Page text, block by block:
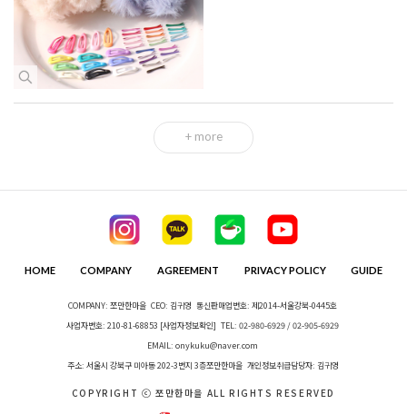
+ more
HOME COMPANY AGREEMENT PRIVACY POLICY GUIDE
COMPANY: 쪼만한마을 CEO: 김귀영 통신판매업번호: 제2014-서울강북-0445호
사업자번호: 210-81-68853 [사업자정보확인] TEL: 02-980-6929 / 02-905-6929
EMAIL: onykuku@naver.com
주소: 서울시 강북구 미아동 202-3번지 3층쪼만한마을 개인정보취급담당자: 김귀영
COPYRIGHT ⓒ 쪼만한마을 ALL RIGHTS RESERVED